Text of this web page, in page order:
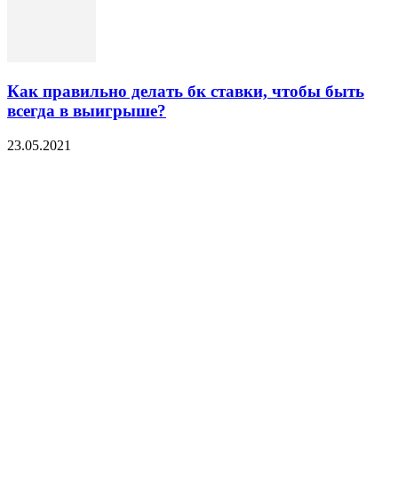
Как правильно делать бк ставки, чтобы быть
всегда в выигрыше?
23.05.2021